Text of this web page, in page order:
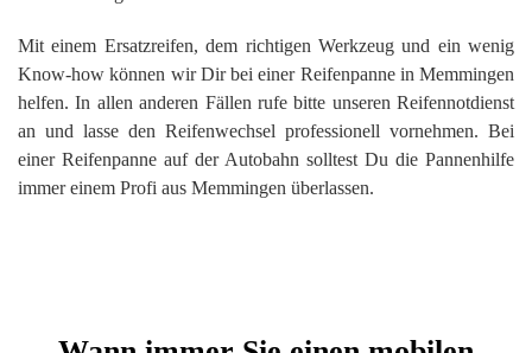
Mit einem Ersatzreifen, dem richtigen Werkzeug und ein wenig
Know-how können wir Dir bei einer Reifenpanne in Memmingen
helfen. In allen anderen Fällen rufe bitte unseren Reifennotdienst
an und lasse den Reifenwechsel professionell vornehmen. Bei
einer Reifenpanne auf der Autobahn solltest Du die Pannenhilfe
immer einem Profi aus Memmingen überlassen.